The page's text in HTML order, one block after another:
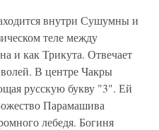
внутри Сушумны и
теле между
и как Трикута. Отвечает
В центре Чакры
русскую букву "3". Ей
Парамашива
лебедя. Богиня